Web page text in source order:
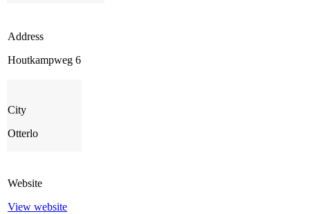
Address
Houtkampweg 6
City
Otterlo
Website
View website